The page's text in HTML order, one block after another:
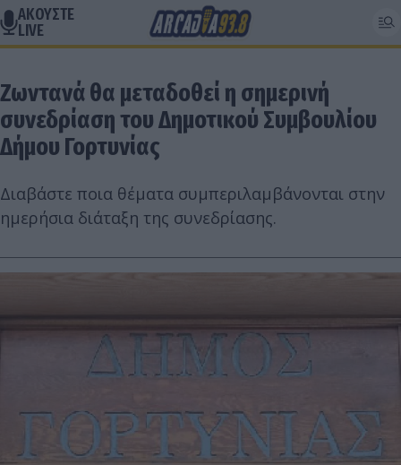
ΑΚΟΥΣΤΕ
LIVE
Ζωντανά θα μεταδοθεί η σημερινή
συνεδρίαση του Δημοτικού Συμβουλίου
Δήμου Γορτυνίας
Διαβάστε ποια θέματα συμπεριλαμβάνονται στην
ημερήσια διάταξη της συνεδρίασης.